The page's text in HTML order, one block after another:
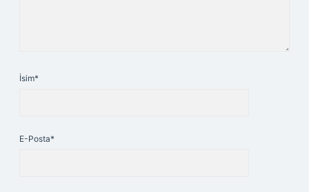
İsim*
E-Posta*